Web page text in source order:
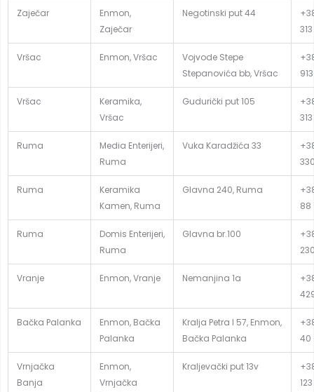
Zaječar
Enmon,
Zaječar
Negotinski put 44
313
Vršac Enmon, Vršac
Vojvode Stepe
Stepanovića bb, Vršac
913
Vršac
Keramika,
Vršac
Gudurički put 105
313
Ruma
Media Enterijeri,
Ruma
Vuka Karadžića 33
Ruma
Keramika
Kamen, Ruma
Glavna 240, Ruma
88
Ruma
Domis Enterijeri,
Ruma
Glavna br.100
Vranje Enmon, Vranje Nemanjina 1a
Bačka Palanka
Enmon, Bačka
Palanka
Kralja Petra I 57, Enmon,
Bačka Palanka
40
Vrnjačka
Banja
Enmon,
Vrnjačka
Kraljevački put 13v
123